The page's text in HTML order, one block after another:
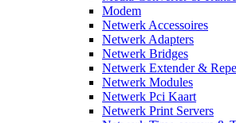
Modem
Netwerk Accessoires
Netwerk Adapters
Netwerk Bridges
Netwerk Extender &
Netwerk Modules
Netwerk Pci Kaart
Netwerk Print Servers